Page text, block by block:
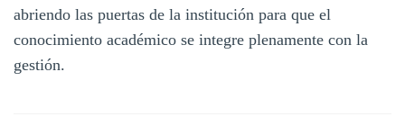
abriendo las puertas de la institución para que el
conocimiento académico se integre plenamente con la
gestión.